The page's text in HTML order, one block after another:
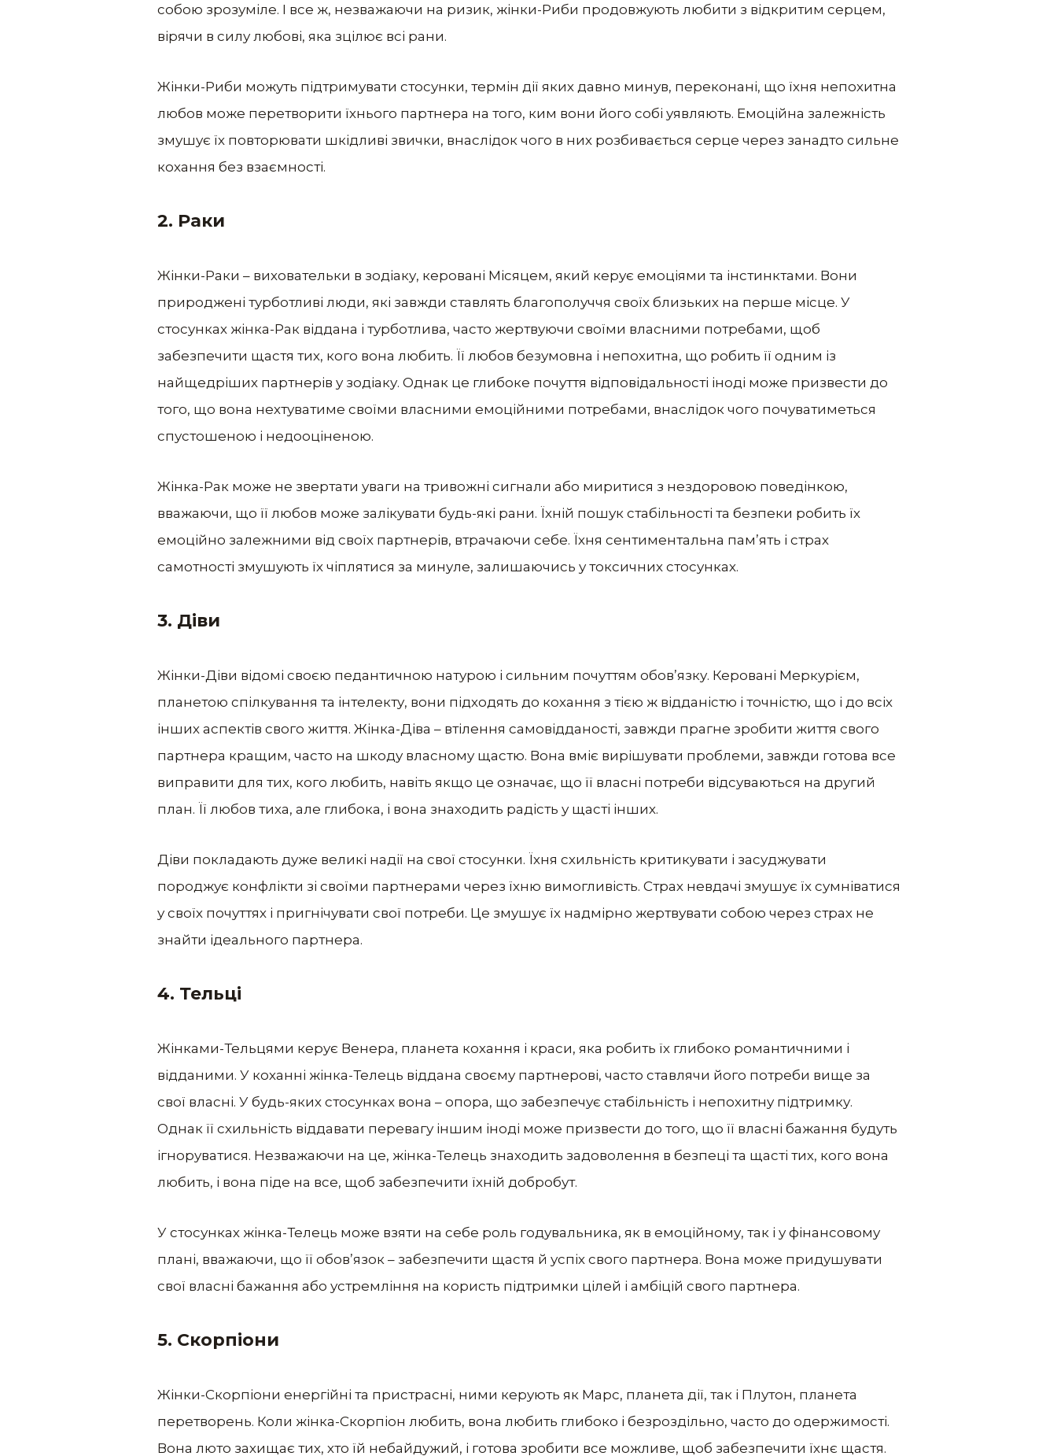
собою зрозуміле. І все ж, незважаючи на ризик, жінки-Риби продовжують любити з відкритим серцем,
вірячи в силу любові, яка зцілює всі рани.
Жінки-Риби можуть підтримувати стосунки, термін дії яких давно минув, переконані, що їхня непохитна
любов може перетворити їхнього партнера на того, ким вони його собі уявляють. Емоційна залежність
змушує їх повторювати шкідливі звички, внаслідок чого в них розбивається серце через занадто сильне
кохання без взаємності.
2. Раки
Жінки-Раки – виховательки в зодіаку, керовані Місяцем, який керує емоціями та інстинктами. Вони
природжені турботливі люди, які завжди ставлять благополуччя своїх близьких на перше місце. У
стосунках жінка-Рак віддана і турботлива, часто жертвуючи своїми власними потребами, щоб
забезпечити щастя тих, кого вона любить. Її любов безумовна і непохитна, що робить її одним із
найщедріших партнерів у зодіаку. Однак це глибоке почуття відповідальності іноді може призвести до
того, що вона нехтуватиме своїми власними емоційними потребами, внаслідок чого почуватиметься
спустошеною і недооціненою.
Жінка-Рак може не звертати уваги на тривожні сигнали або миритися з нездоровою поведінкою,
вважаючи, що її любов може залікувати будь-які рани. Їхній пошук стабільності та безпеки робить їх
емоційно залежними від своїх партнерів, втрачаючи себе. Їхня сентиментальна пам’ять і страх
самотності змушують їх чіплятися за минуле, залишаючись у токсичних стосунках.
3. Діви
Жінки-Діви відомі своєю педантичною натурою і сильним почуттям обов’язку. Керовані Меркурієм,
планетою спілкування та інтелекту, вони підходять до кохання з тією ж відданістю і точністю, що і до всіх
інших аспектів свого життя. Жінка-Діва – втілення самовідданості, завжди прагне зробити життя свого
партнера кращим, часто на шкоду власному щастю. Вона вміє вирішувати проблеми, завжди готова все
виправити для тих, кого любить, навіть якщо це означає, що її власні потреби відсуваються на другий
план. Її любов тиха, але глибока, і вона знаходить радість у щасті інших.
Діви покладають дуже великі надії на свої стосунки. Їхня схильність критикувати і засуджувати
породжує конфлікти зі своїми партнерами через їхню вимогливість. Страх невдачі змушує їх сумніватися
у своїх почуттях і пригнічувати свої потреби. Це змушує їх надмірно жертвувати собою через страх не
знайти ідеального партнера.
4. Тельці
Жінками-Тельцями керує Венера, планета кохання і краси, яка робить їх глибоко романтичними і
відданими. У коханні жінка-Телець віддана своєму партнерові, часто ставлячи його потреби вище за
свої власні. У будь-яких стосунках вона – опора, що забезпечує стабільність і непохитну підтримку.
Однак її схильність віддавати перевагу іншим іноді може призвести до того, що її власні бажання будуть
ігноруватися. Незважаючи на це, жінка-Телець знаходить задоволення в безпеці та щасті тих, кого вона
любить, і вона піде на все, щоб забезпечити їхній добробут.
У стосунках жінка-Телець може взяти на себе роль годувальника, як в емоційному, так і у фінансовому
плані, вважаючи, що її обов’язок – забезпечити щастя й успіх свого партнера. Вона може придушувати
свої власні бажання або устремління на користь підтримки цілей і амбіцій свого партнера.
5. Скорпіони
Жінки-Скорпіони енергійні та пристрасні, ними керують як Марс, планета дії, так і Плутон, планета
перетворень. Коли жінка-Скорпіон любить, вона любить глибоко і безроздільно, часто до одержимості.
Вона люто захищає тих, хто їй небайдужий, і готова зробити все можливе, щоб забезпечити їхнє щастя.